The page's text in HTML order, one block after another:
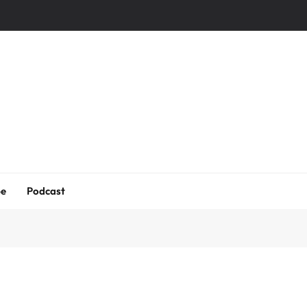
Podcast